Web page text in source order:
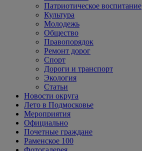
Патриотическое воспитание
Культура
Молодежь
Общество
Правопорядок
Ремонт дорог
Спорт
Дороги и транспорт
Экология
Статьи
Новости округа
Лето в Подмосковье
Мероприятия
Официально
Почетные граждане
Раменское 100